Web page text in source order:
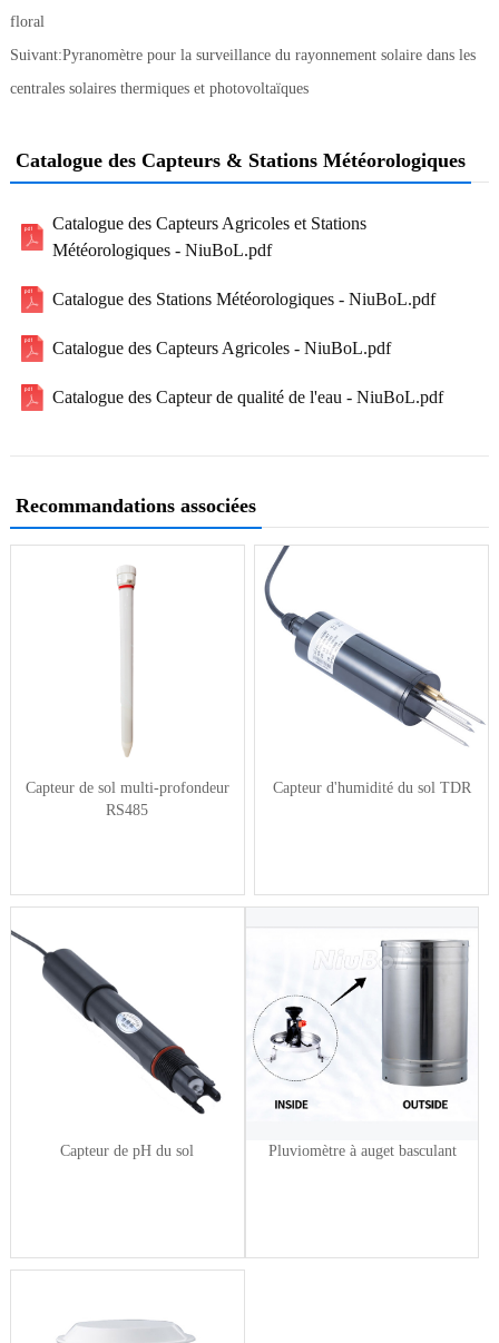
floral
Suivant:Pyranomètre pour la surveillance du rayonnement solaire dans les
centrales solaires thermiques et photovoltaïques
Catalogue des Capteurs & Stations Météorologiques
Catalogue des Capteurs Agricoles et Stations
Météorologiques - NiuBoL.pdf
Catalogue des Stations Météorologiques - NiuBoL.pdf
Catalogue des Capteurs Agricoles - NiuBoL.pdf
Catalogue des Capteur de qualité de l'eau - NiuBoL.pdf
Recommandations associées
Capteur de sol multi-profondeur
RS485
Capteur d'humidité du sol TDR
Capteur de pH du sol Pluviomètre à auget basculant